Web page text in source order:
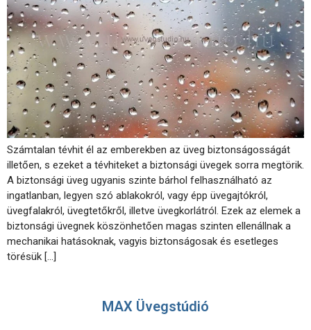
Számtalan tévhit él az emberekben az üveg biztonságosságát
illetően, s ezeket a tévhiteket a biztonsági üvegek sorra megtörik.
A biztonsági üveg ugyanis szinte bárhol felhasználható az
ingatlanban, legyen szó ablakokról, vagy épp üvegajtókról,
üvegfalakról, üvegtetőkről, illetve üvegkorlátról. Ezek az elemek a
biztonsági üvegnek köszönhetően magas szinten ellenállnak a
mechanikai hatásoknak, vagyis biztonságosak és esetleges
törésük […]
MAX Üvegstúdió